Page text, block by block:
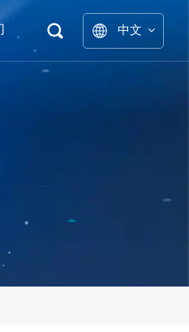
中文